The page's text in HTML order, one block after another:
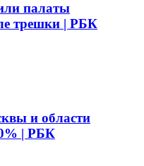
палаты
трешки | РБК
и области
| РБК